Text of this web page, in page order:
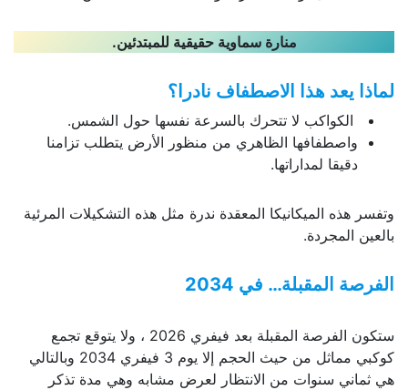
منارة سماوية حقيقية للمبتدئين.
لماذا يعد هذا الاصطفاف نادرا؟
الكواكب لا تتحرك بالسرعة نفسها حول الشمس.
واصطفافها الظاهري من منظور الأرض يتطلب تزامنا
دقيقا لمداراتها.
وتفسر هذه الميكانيكا المعقدة ندرة مثل هذه التشكيلات المرئية
بالعين المجردة.
الفرصة المقبلة… في 2034
ستكون الفرصة المقبلة بعد فيفري 2026 ، ولا يتوقع تجمع
كوكبي مماثل من حيث الحجم إلا يوم 3 فيفري 2034 وبالتالي
هي ثماني سنوات من الانتظار لعرض مشابه وهي مدة تذكر